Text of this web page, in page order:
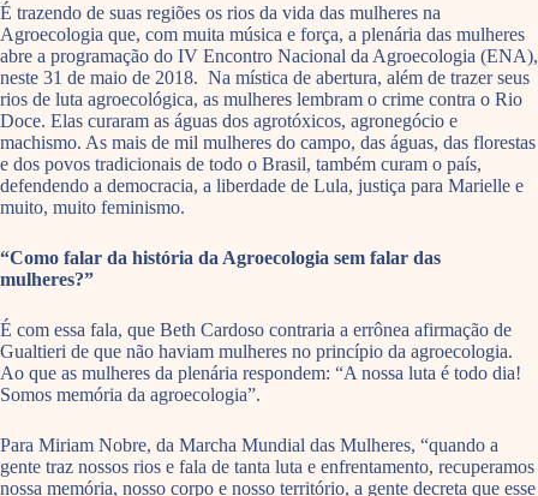
É trazendo de suas regiões os rios da vida das mulheres na
Agroecologia que, com muita música e força, a plenária das mulheres
abre a programação do IV Encontro Nacional da Agroecologia (ENA),
neste 31 de maio de 2018. Na mística de abertura, além de trazer seus
rios de luta agroecológica, as mulheres lembram o crime contra o Rio
Doce. Elas curaram as águas dos agrotóxicos, agronegócio e
machismo. As mais de mil mulheres do campo, das águas, das florestas
e dos povos tradicionais de todo o Brasil, também curam o país,
defendendo a democracia, a liberdade de Lula, justiça para Marielle e
muito, muito feminismo.
“Como falar da história da Agroecologia sem falar das
mulheres?”
É com essa fala, que Beth Cardoso contraria a errônea afirmação de
Gualtieri de que não haviam mulheres no princípio da agroecologia.
Ao que as mulheres da plenária respondem: “A nossa luta é todo dia!
Somos memória da agroecologia”.
Para Miriam Nobre, da Marcha Mundial das Mulheres, “quando a
gente traz nossos rios e fala de tanta luta e enfrentamento, recuperamos
nossa memória, nosso corpo e nosso território, a gente decreta que esse